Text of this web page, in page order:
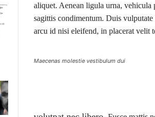
aliquet. Aenean ligula urna, vehicula
sagittis condimentum. Duis
arcu id nisi eleifend, in placerat velit
Maecenas molestie vestibulum dui